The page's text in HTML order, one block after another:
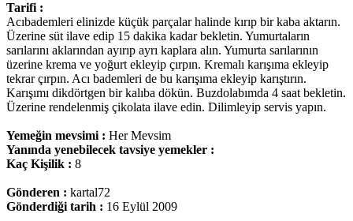
Tarifi :
Acıbademleri elinizde küçük parçalar halinde kırıp bir kaba aktarın.
Üzerine süt ilave edip 15 dakika kadar bekletin. Yumurtaların
sarılarını aklarından ayırıp ayrı kaplara alın. Yumurta sarılarının
üzerine krema ve yoğurt ekleyip çırpın. Kremalı karışıma ekleyip
tekrar çırpın. Acı bademleri de bu karışıma ekleyip karıştırın.
Karışımı dikdörtgen bir kalıba dökün. Buzdolabımda 4 saat bekletin.
Üzerine rendelenmiş çikolata ilave edin. Dilimleyip servis yapın.
Yemeğin mevsimi : Her Mevsim
Yanında yenebilecek tavsiye yemekler :
Kaç Kişilik : 8
Gönderen : kartal72
Gönderdiği tarih : 16 Eylül 2009